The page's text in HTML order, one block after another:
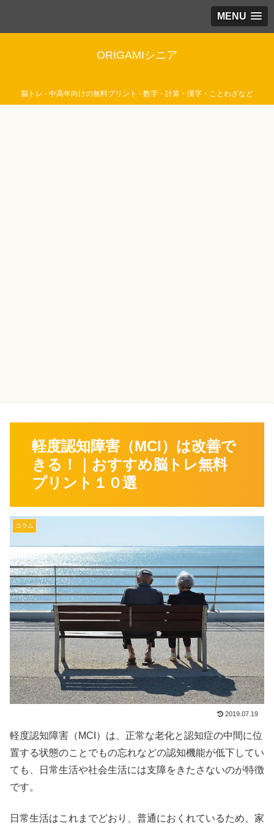
MENU
ORIGAMIシニア
脳トレ - 中高年向けの無料プリント - 数字・計算・漢字・ことわざなど
軽度認知障害（MCI）は改善で
きる！｜おすすめ脳トレ無料
プリント１０選
コラム
2019.07.19
軽度認知障害（MCI）は、正常な老化と認知症の中間に位
置する状態のことでもの忘れなどの認知機能が低下してい
ても、日常生活や社会生活には支障をきたさないのが特徴
です。
日常生活はこれまでどおり、普通におくれているため、家